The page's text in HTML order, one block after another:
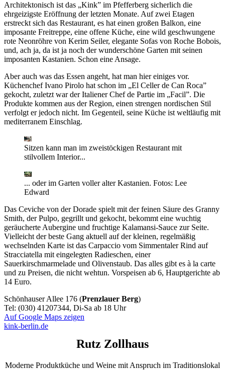
Architektonisch ist das „Kink” im Pfefferberg sicherlich die
ehrgeizigste Eröffnung der letzten Monate. Auf zwei Etagen
erstreckt sich das Restaurant, es hat einen großen Balkon, eine
imposante Freitreppe, eine offene Küche, eine wild geschwungene
rote Neonröhre von Kerim Seiler, elegante Sofas von Roche Bobois,
und, ach ja, da ist ja noch der wunderschöne Garten mit seinen
imposanten Kastanien. Schon eine Ansage.
Aber auch was das Essen angeht, hat man hier einiges vor.
Küchenchef Ivano Pirolo hat schon im „El Celler de Can Roca”
gekocht, zuletzt war der Italiener Chef de Partie im „Facil”. Die
Produkte kommen aus der Region, einen strengen nordischen Stil
verfolgt er jedoch nicht. Im Gegenteil, seine Küche ist weltläufig mit
mediterranem Einschlag.
Sitzen kann man im zweistöckigen Restaurant mit
stilvollem Interior...
... oder im Garten voller alter Kastanien. Fotos: Lee
Edward
Das Ceviche von der Dorade spielt mit der feinen Säure des Granny
Smith, der Pulpo, gegrillt und gekocht, bekommt eine wuchtig
geräucherte Aubergine und fruchtige Kalamansi-Sauce zur Seite.
Vielleicht der beste Gang aktuell auf der kleinen, regelmäßig
wechselnden Karte ist das Carpaccio vom Simmentaler Rind auf
Stracciatella mit eingelegten Radieschen, einer
Sauerkirschmarmelade und Olivenstaub. Das alles gibt es à la carte
und zu Preisen, die nicht wehtun. Vorspeisen ab 6, Hauptgerichte ab
14 Euro.
Schönhauser Allee 176 (Prenzlauer Berg)
Tel: (030) 41207344, Di-Sa ab 18 Uhr
Auf Google Maps zeigen
kink-berlin.de
Rutz Zollhaus
Moderne Produktküche und Weine mit Anspruch im Traditionslokal